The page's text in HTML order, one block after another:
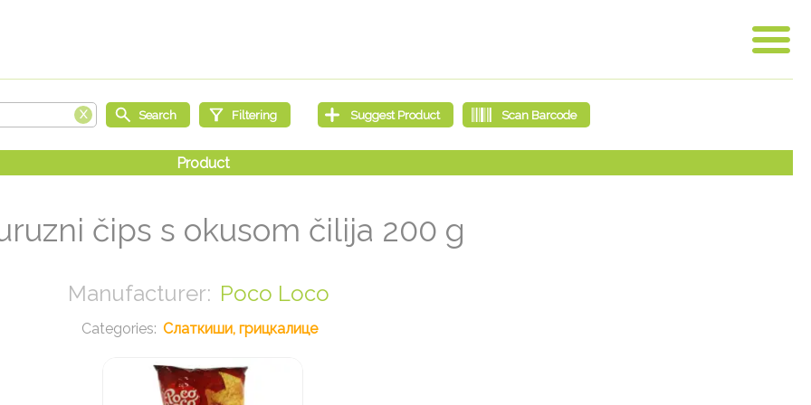
čips s okusom čilija 200 g
Poco Loco
Слаткиши, грицкалице